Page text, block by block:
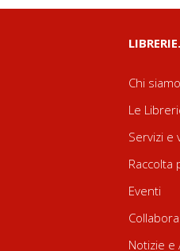
Chi siamo
Le
Servizi e
Raccolta
Eventi
Notizie e